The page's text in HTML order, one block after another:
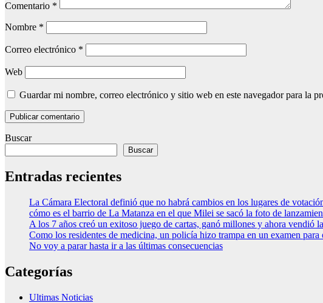
Comentario *
Nombre *
Correo electrónico *
Web
Guardar mi nombre, correo electrónico y sitio web en este navegador para la
Buscar
Buscar
Entradas recientes
La Cámara Electoral definió que no habrá cambios en los lugares de
cómo es el barrio de La Matanza en el que Milei se sacó la foto de
A los 7 años creó un exitoso juego de cartas, ganó millones y ahora vendió
Como los residentes de medicina, un policía hizo trampa en un examen
No voy a parar hasta ir a las últimas consecuencias
Categorías
Ultimas Noticias